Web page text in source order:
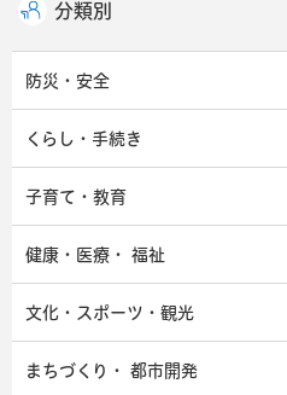
分類別
防災・安全
くらし・手続き
子育て・教育
健康・医療・ 福祉
文化・スポーツ・観光
まちづくり・ 都市開発